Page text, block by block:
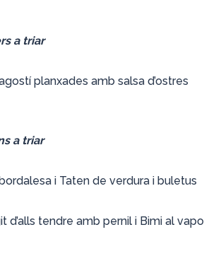
a triar
planxades amb salsa d’ostres
a triar
i Taten de verdura i buletus
tendre amb pernil i Bimi al